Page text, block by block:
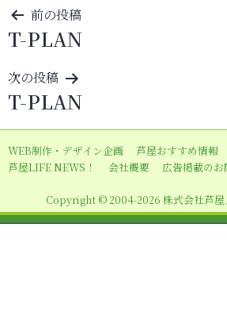
投
稿
ナ
ビ
ゲ
ー
シ
ン
前の投稿
T-PLAN
次の投稿
T-PLAN
WEB制作・デザイン企画 芦屋おすすめ情報
芦屋LIFE NEWS！
会社概要 広告掲載のお
Copyright © 2004-2026 株式会社芦